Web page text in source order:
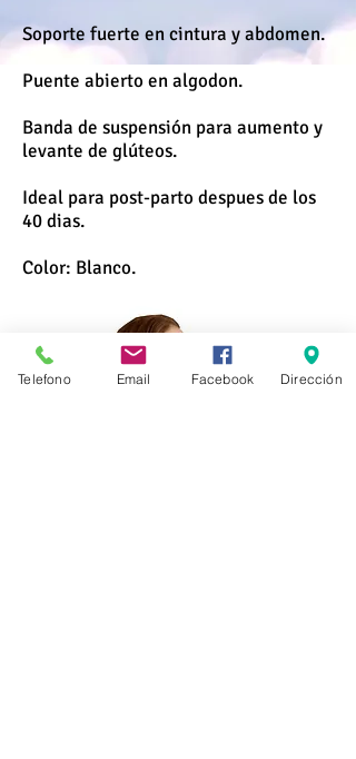
Soporte fuerte en cintura y abdomen.
Puente abierto en algodon.
Banda de suspensión para aumento y
levante de glúteos.
Ideal para post-parto despues de los
40 dias.
Color: Blanco.
Telefono Email Facebook Dirección